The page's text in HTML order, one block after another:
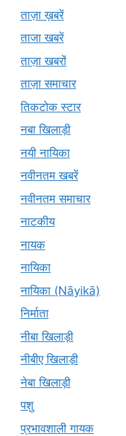
ताज़ा ख़बरें
ताजा खबरें
ताज़ा खबरों
ताज़ा समाचार
तिकटोक स्टार
नबा खिलाड़ी
नयी नायिका
नवीनतम खबरें
नवीनतम समाचार
नाटकीय
नायक
नायिका
नायिका (Nāyikā)
निर्माता
नीबा खिलाड़ी
नीबीए खिलाड़ी
नेबा खिलाड़ी
पशु
प्रभावशाली गायक